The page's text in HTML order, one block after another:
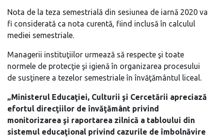
Nota de la teza semestrială din sesiunea de iarnă 2020 va
fi considerată ca nota curentă, fiind inclusă în calculul
mediei semestriale.
Managerii instituţiilor urmează să respecte şi toate
normele de protecţie şi igienă în organizarea procesului
de susţinere a tezelor semestriale în învăţământul liceal.
„Ministerul Educaţiei, Culturii şi Cercetării apreciază
efortul direcţiilor de învăţământ privind
monitorizarea şi raportarea zilnică a tabloului din
sistemul educaţional privind cazurile de îmbolnăvire